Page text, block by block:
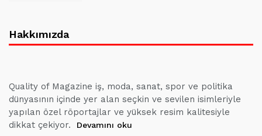
Hakkımızda
Quality of Magazine iş, moda, sanat, spor ve politika
dünyasının içinde yer alan seçkin ve sevilen isimleriyle
yapılan özel röportajlar ve yüksek resim kalitesiyle
dikkat çekiyor.
Devamını oku